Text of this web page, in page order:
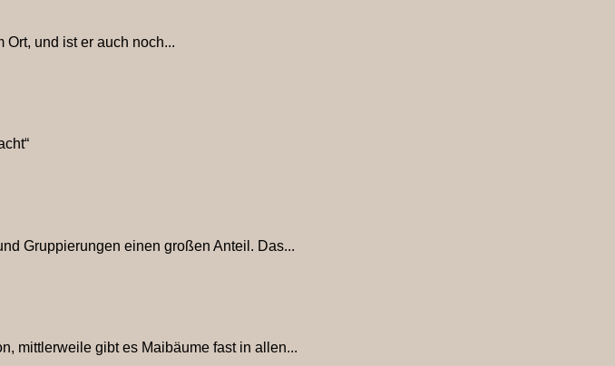
und ist er auch noch...
Gruppierungen einen großen Anteil. Das...
mittlerweile gibt es Maibäume fast in allen...